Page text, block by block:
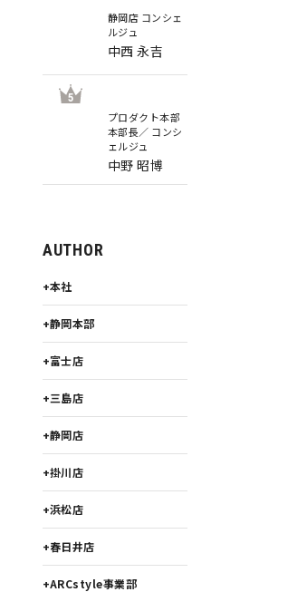
静岡店 コンシェ
ルジュ
中西 永吉
5
プロダクト本部
本部長／ コンシ
ェルジュ
中野 昭博
AUTHOR
本社
静岡本部
富士店
三島店
静岡店
掛川店
浜松店
春日井店
ARCstyle事業部